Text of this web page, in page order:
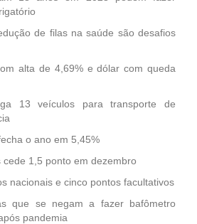
de filas na saúde são desafios
alta de 4,69% e dólar com queda
13 veículos para transporte de
o ano em 5,45%
1,5 ponto em dezembro
nacionais e cinco pontos facultativos
que se negam a fazer bafômetro
pandemia